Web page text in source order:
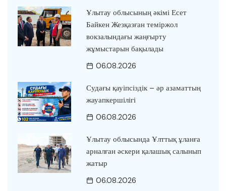
Ұлытау облысының әкімі Есет
Байкен Жезқазған теміржол
вокзалындағы жаңғырту
жұмыстарын бақылады
06.08.2026
Судағы қауіпсіздік – әр азаматтың
жауапкершілігі
06.08.2026
Ұлытау облысында Ұлттық ұланға
арналған әскери қалашық салынып
жатыр
06.08.2026